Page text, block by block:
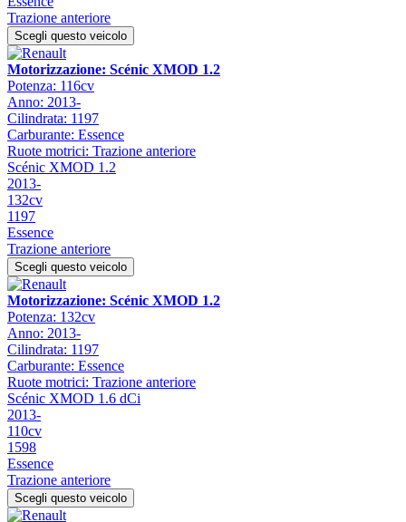
Trazione anteriore
Scegli questo veicolo
Motorizzazione: Scénic XMOD 1.2
Potenza: 116cv
Anno: 2013-
Cilindrata: 1197
Carburante: Essence
Ruote motrici: Trazione anteriore
Scénic XMOD 1.2
2013-
132cv
1197
Essence
Trazione anteriore
Scegli questo veicolo
Motorizzazione: Scénic XMOD 1.2
Potenza: 132cv
Anno: 2013-
Cilindrata: 1197
Carburante: Essence
Ruote motrici: Trazione anteriore
Scénic XMOD 1.6 dCi
2013-
110cv
1598
Essence
Trazione anteriore
Scegli questo veicolo